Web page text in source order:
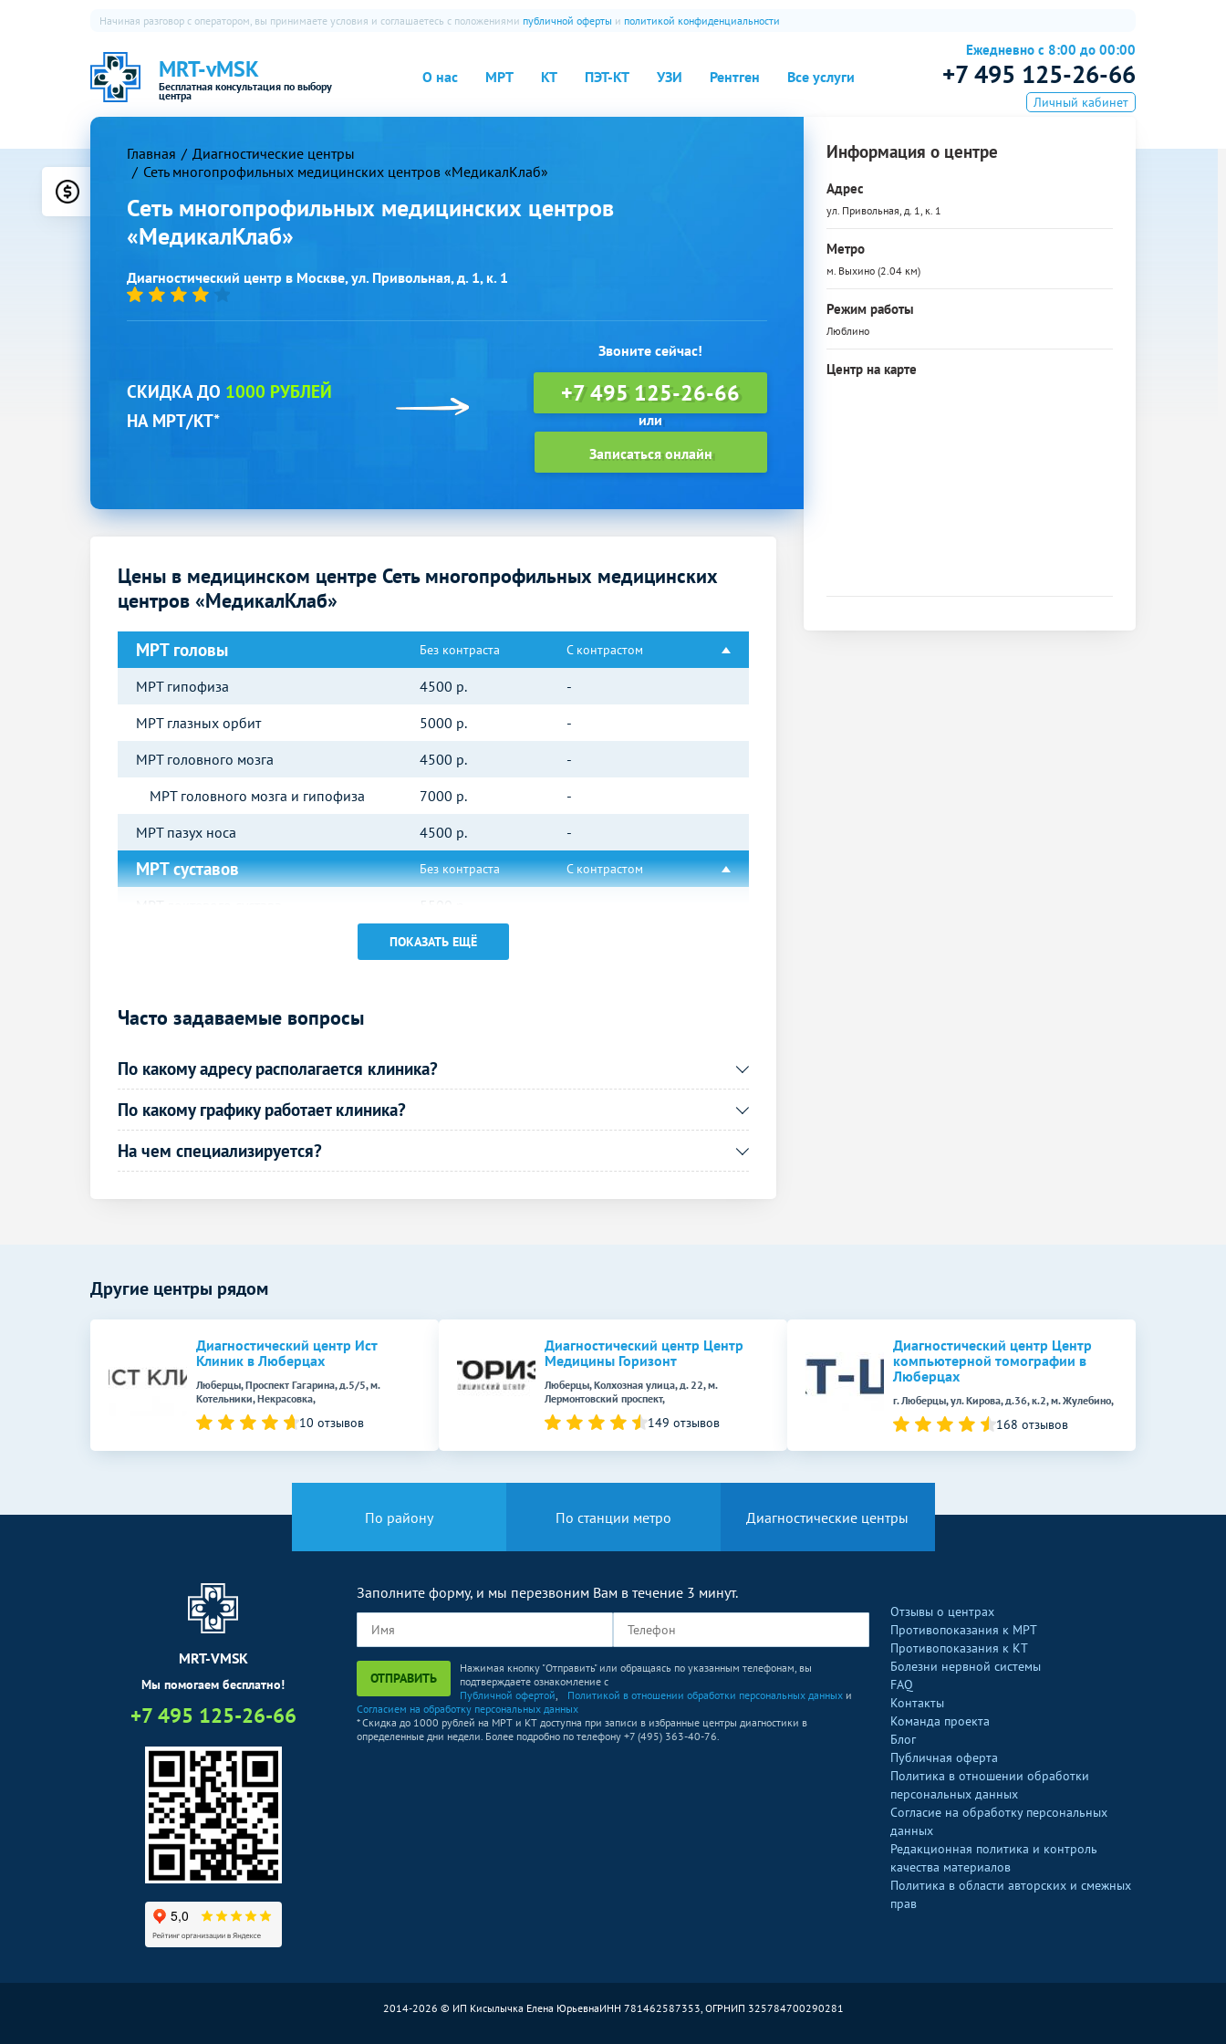
MRT-vMSK
Бесплатная консультация по выбору
центра
О нас МРТ КТ ПЭТ-КТ УЗИ Рентген Все услуги
Начиная разговор с оператором, вы принимаете условия и соглашаетесь с положениями публичной оферты и политикой конфиденциальности
Ежедневно с 8:00 до 00:00
+7 495 125-26-66
Личный кабинет
Главная
Диагностические центры
Сеть многопрофильных медицинских центров «МедикалКлаб»
Сеть многопрофильных медицинских центров
«МедикалКлаб»
Диагностический центр в Москве, ул. Привольная, д. 1, к. 1
СКИДКА ДО 1000 РУБЛЕЙ
НА МРТ/КТ*
Звоните сейчас!
+7 495 125-26-66
Записаться онлайн
Информация о центре
Адрес
ул. Привольная, д. 1, к. 1
Метро
м. Выхино (2.04 км)
Режим работы
Люблино
Центр на карте
Цены в медицинском центре Сеть многопрофильных медицинских
центров «МедикалКлаб»
МРТ головы Без контраста С контрастом
МРТ гипофиза 4500 р.
-
МРТ глазных орбит
5000 р.
-
МРТ головного мозга
4500 р.
-
МРТ головного мозга и гипофиза
7000 р.
-
МРТ пазух носа
4500 р. -
МРТ суставов Без контраста С контрастом
6500 р.
МРТ голеностопного сустава
МРТ внутренних органов Без контраста С контрастом
МРТ поджелудочной железы
МРТ селезенки
МРТ малого таза
6500р. -
ПОКАЗАТЬ ЕЩЁ
Часто задаваемые вопросы
По какому адресу располагается клиника?
По какому графику работает клиника?
На чем специализируется?
Другие центры рядом
Диагностический центр Ист
Клиник в Люберцах
Люберцы, Проспект Гагарина, д.5/5, м.
Котельники, Некрасовка,
10 отзывов
Диагностический центр Центр
Медицины Горизонт
Люберцы, Колхозная улица, д. 22, м.
Лермонтовский проспект,
149 отзывов
Диагностический центр Центр
компьютерной томографии в
Люберцах
г. Люберцы, ул. Кирова, д.36, к.2, м. Жулебино,
168 отзывов
По району По станции метро Диагностические центры
MRT-VMSK
Мы помогаем бесплатно!
+7 495 125-26-66
Заполните форму, и мы перезвоним Вам в течение 3 минут.
ОТПРАВИТЬ
Нажимая кнопку "Отправить" или обращаясь по указанным телефонам, вы
подтверждаете ознакомление с
Публичной офертой, Политикой в отношении обработки персональных данных и
Согласием на обработку персональных данных
* Скидка до 1000 рублей на МРТ и КТ доступна при записи в избранные центры диагностики в
определенные дни недели. Более подробно по телефону +7 (495) 363-40-76.
Отзывы о центрах
Противопоказания к МРТ
Противопоказания к КТ
Болезни нервной системы
FAQ
Контакты
Команда проекта
Блог
Публичная оферта
Политика в отношении обработки
персональных данных
Согласие на обработку персональных
данных
Редакционная политика и контроль
качества материалов
Политика в области авторских и смежных
прав
2014-2026 © ИП Кисылычка Елена ЮрьевнаИНН 781462587353, ОГРНИП 325784700290281